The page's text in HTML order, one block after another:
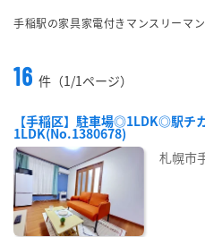
16 件（1/1ページ）
【手稲区】駐車場◎1LDK◎駅チ
1LDK(No.1380678)
札幌市